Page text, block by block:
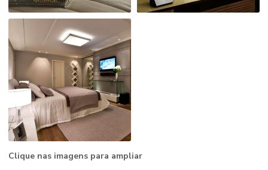
Clique nas imagens para ampliar